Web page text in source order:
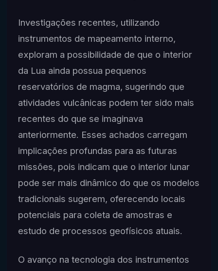
Investigações recentes, utilizando
instrumentos de mapeamento interno,
exploram a possibilidade de que o interior
da Lua ainda possua pequenos
reservatórios de magma, sugerindo que
atividades vulcânicas podem ter sido mais
recentes do que se imaginava
anteriormente. Esses achados carregam
implicações profundas para as futuras
missões, pois indicam que o interior lunar
pode ser mais dinâmico do que os modelos
tradicionais sugerem, oferecendo locais
potenciais para coleta de amostras e
estudo de processos geofísicos atuais.
O avanço na tecnologia dos instrumentos